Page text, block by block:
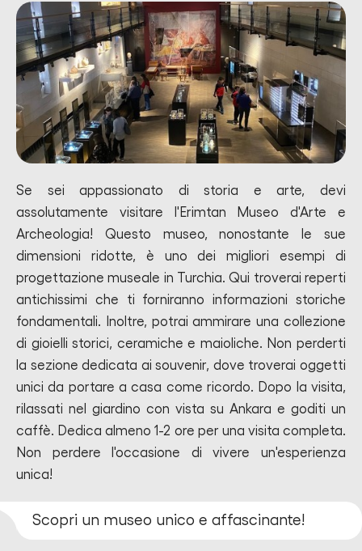
Se sei appassionato di storia e arte, devi
assolutamente visitare l'Erimtan Museo d'Arte e
Archeologia! Questo museo, nonostante le sue
dimensioni ridotte, è uno dei migliori esempi di
progettazione museale in Turchia. Qui troverai reperti
antichissimi che ti forniranno informazioni storiche
fondamentali. Inoltre, potrai ammirare una collezione
di gioielli storici, ceramiche e maioliche. Non perderti
la sezione dedicata ai souvenir, dove troverai oggetti
unici da portare a casa come ricordo. Dopo la visita,
rilassati nel giardino con vista su Ankara e goditi un
caffè. Dedica almeno 1-2 ore per una visita completa.
Non perdere l'occasione di vivere un'esperienza
unica!
Scopri un museo unico e affascinante!